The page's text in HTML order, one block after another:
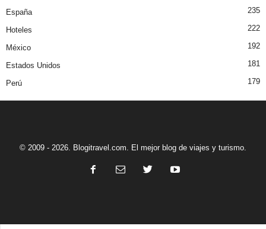
España 235
Hoteles 222
México 192
Estados Unidos 181
Perú 179
© 2009 - 2026. Blogitravel.com. El mejor blog de viajes y turismo.